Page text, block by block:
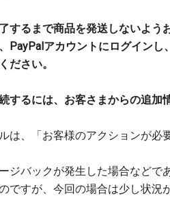
するまで商品を発送しないよう
PayPalアカウントにログインし、
ださい。
するには、 お客さまからの追加
は、「お客様のアクションが必
ジバックが発生した場合などで
ですが、今回の場合は少し状況